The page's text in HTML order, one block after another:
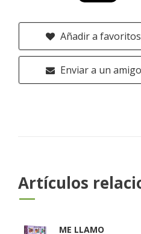
Añadir a favoritos
Enviar a un amigo
Artículos
ME LLAMO